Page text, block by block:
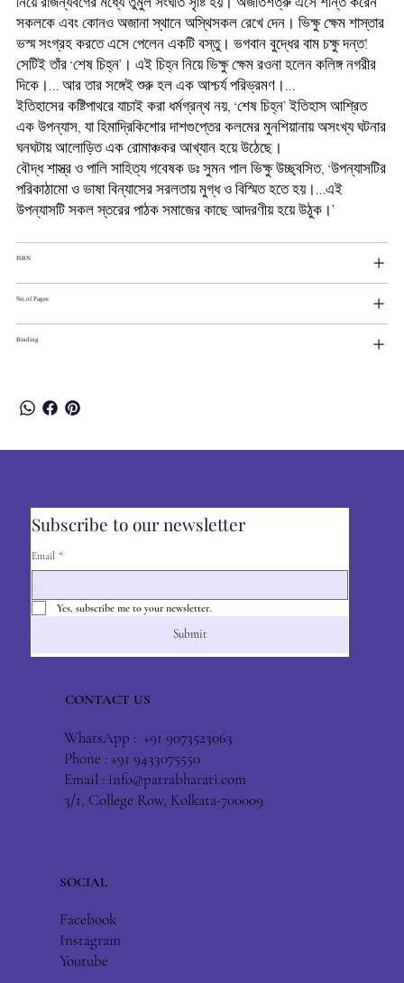
সকলকে এবং কোনও অজানা স্থানে অস্থিসকল রেখে দেন। ভিক্ষু ক্ষেম শাস্তার
ভস্ম সংগ্রহ করতে এসে পেলেন একটি বস্তু। ভগবান বুদ্ধের বাম চক্ষু দন্ত!
সেটিই তাঁর ‘শেষ চিহ্ন’। এই চিহ্ন নিয়ে ভিক্ষু ক্ষেম রওনা হলেন কলিঙ্গ নগরীর
দিকে।... আর তার সঙ্গেই শুরু হল এক আশ্চর্য পরিভ্রমণ।...
ইতিহাসের কষ্টিপাথরে যাচাই করা ধর্মগ্রন্থ নয়, ‘শেষ চিহ্ন’ ইতিহাস আশ্রিত
এক উপন্যাস, যা হিমাদ্রিকিশোর দাশগুপ্তের কলমের মুনশিয়ানায় অসংখ্য ঘটনার
ঘনঘটায় আলোড়িত এক রোমাঞ্চকর আখ্যান হয়ে উঠেছে।
বৌদ্ধ শাস্ত্র ও পালি সাহিত্য গবেষক ডঃ সুমন পাল ভিক্ষু উচ্ছ্বসিত, ‘উপন্যাসটির
পরিকাঠামো ও ভাষা বিন্যাসের সরলতায় মুগ্ধ ও বিস্মিত হতে হয়।...এই
উপন্যাসটি সকল স্তরের পাঠক সমাজের কাছে আদরণীয় হয়ে উঠুক।’
ISBN
No.of Pages
Binding
Subscribe to our newsletter
Email *
Yes, subscribe me to your newsletter.
Submit
CONTACT US
WhatsApp : +91 9073523063
Phone : +91 9433075550
Email : info@patrabharati.com
3/1, College Row, Kolkata-700009
SOCIAL
Facebook
Instagram
Youtube